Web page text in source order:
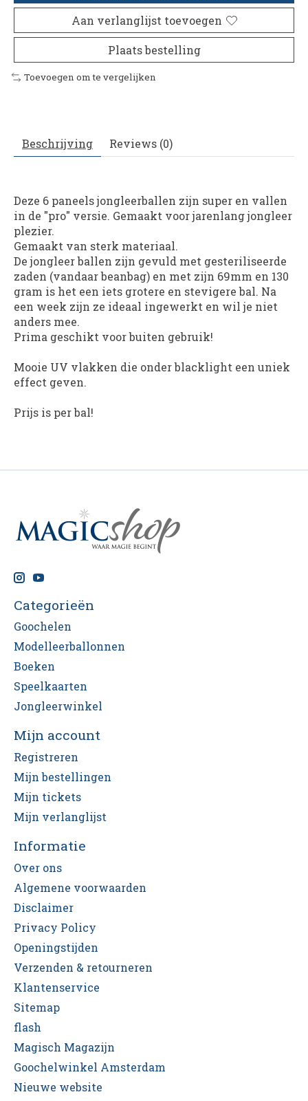
Aan verlanglijst toevoegen
Plaats bestelling
Toevoegen om te vergelijken
Beschrijving Reviews (0)
Deze 6 paneels jongleerballen zijn super en vallen
in de "pro" versie. Gemaakt voor jarenlang jongleer
plezier.
Gemaakt van sterk materiaal.
De jongleer ballen zijn gevuld met gesteriliseerde
zaden (vandaar beanbag) en met zijn 69mm en 130
gram is het een iets grotere en stevigere bal. Na
een week zijn ze ideaal ingewerkt en wil je niet
anders mee.
Prima geschikt voor buiten gebruik!
Mooie UV vlakken die onder blacklight een uniek
effect geven.
Prijs is per bal!
Categorieën
Goochelen
Modelleerballonnen
Boeken
Speelkaarten
Jongleerwinkel
Mijn account
Registreren
Mijn bestellingen
Mijn tickets
Mijn verlanglijst
Informatie
Over ons
Algemene voorwaarden
Disclaimer
Privacy Policy
Openingstijden
Verzenden & retourneren
Klantenservice
Sitemap
flash
Magisch Magazijn
Goochelwinkel Amsterdam
Nieuwe website